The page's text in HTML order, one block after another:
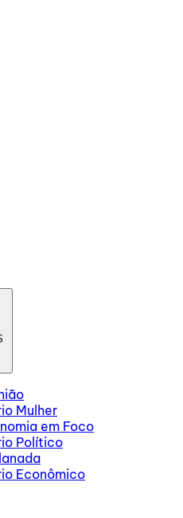
Mulher
em Foco
Político
Econômico